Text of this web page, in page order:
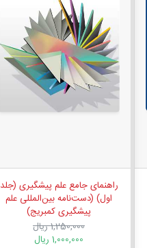
راهنمای جامع علم پیشگیری (جلد
اول) (دست‌نامه بین‌المللی علم
پیشگیری کمبریج)
1,250,000 ریال
1,000,000 ریال